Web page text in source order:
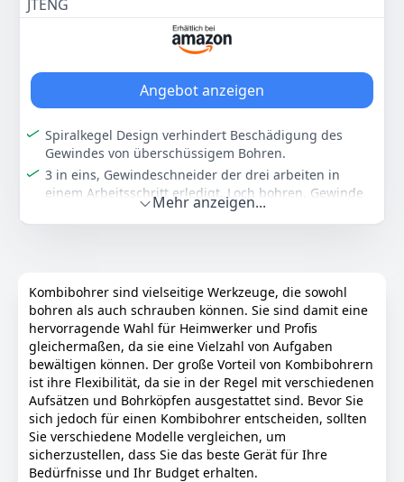
Perfekt kompatibel: Dank des 6,3 mm (1/4"")
sechskantschafts sind die gewindeschneider bohrer
mit akkuschraubern, bohrmaschinen und
gekennzeichnet – für schnelle identifikation und
einfache handhabung.
M6 M8 M10 gewindeschneider set, das set wird in
einer robusten, tragbaren box geliefert, die scharfen
schneidkanten und die präzise verarbeitung sorgen
für sauberes arbeiten und lange lebensdauer ohne
vorzeitigen verschleiß.
8 99 €
Anzeigen
Maschinengewindebohrer Drill Bits Satz
JTENG
Angebot anzeigen
Spiralkegel Design verhindert Beschädigung des
Gewindes von überschüssigem Bohren.
3 in eins, Gewindeschneider der drei arbeiten in
einem Arbeitsschritt erledigt. Loch bohren, Gewinde
schneiden, Senken.
Zentrum Bohren oder Ankörnen.
Paket enthalten: 6x Bohrer-Senker ( M3、M4、M5、
M6、M8、M10 )
Farbe Hersteller Gewicht
gold JTENG -
799 €
Anzeigen
Mehr anzeigen...
Kombibohrer sind vielseitige Werkzeuge, die sowohl
bohren als auch schrauben können. Sie sind damit eine
hervorragende Wahl für Heimwerker und Profis
gleichermaßen, da sie eine Vielzahl von Aufgaben
bewältigen können. Der große Vorteil von Kombibohrern
ist ihre Flexibilität, da sie in der Regel mit verschiedenen
Aufsätzen und Bohrköpfen ausgestattet sind. Bevor Sie
sich jedoch für einen Kombibohrer entscheiden, sollten
Sie verschiedene Modelle vergleichen, um
sicherzustellen, dass Sie das beste Gerät für Ihre
Bedürfnisse und Ihr Budget erhalten.